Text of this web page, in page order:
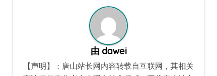
由 dawei
【声明】：唐山站长网内容转载自互联网，其相关